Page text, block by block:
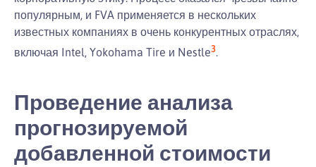
популярным, и FVA применяется в нескольких
известных компаниях в очень конкурентных отраслях,
включая Intel, Yokohama Tire и Nestle3.
Проведение анализа
прогнозируемой
добавленной стоимости